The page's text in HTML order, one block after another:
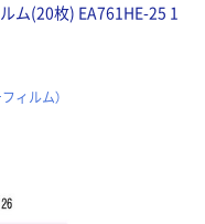
ム(20枚) EA761HE-25 1
ィルム）